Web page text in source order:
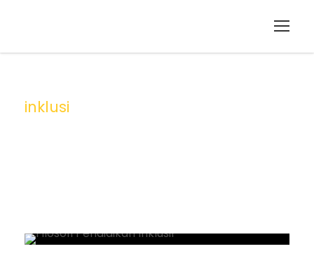
inklusi